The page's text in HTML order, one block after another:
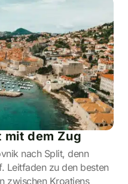
mit dem Zug
nach Split, denn
Leitfaden zu den besten
zwischen Kroatiens